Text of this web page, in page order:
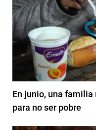
En junio, una
para no ser pobre